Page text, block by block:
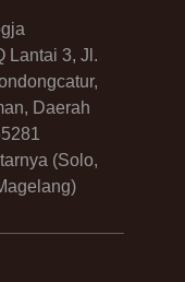
Lantai 3, Jl.
Daerah
(Solo,